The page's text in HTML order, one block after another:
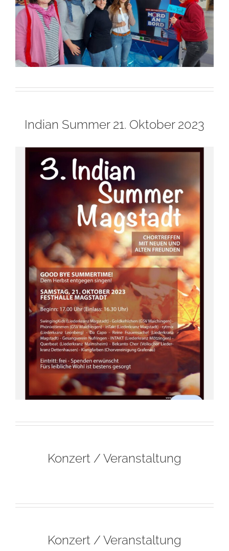
Indian Summer 21. Oktober 2023
Konzert / Veranstaltung
Konzert / Veranstaltung